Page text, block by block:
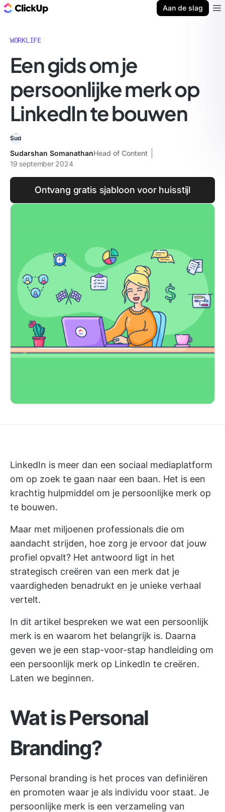
Aan de slag
WORKLIFE
Een gids om je
persoonlijke merk op
LinkedIn te bouwen
Sudarshan SomanathanHead of Content
19 september 2024
Ontvang gratis sjabloon voor huisstijl
LinkedIn is meer dan een sociaal mediaplatform
om op zoek te gaan naar een baan. Het is een
krachtig hulpmiddel om je persoonlijke merk op
te bouwen.
Maar met miljoenen professionals die om
aandacht strijden, hoe zorg je ervoor dat jouw
profiel opvalt? Het antwoord ligt in het
strategisch creëren van een merk dat je
vaardigheden benadrukt en je unieke verhaal
vertelt.
In dit artikel bespreken we wat een persoonlijk
merk is en waarom het belangrijk is. Daarna
geven we je een stap-voor-stap handleiding om
een persoonlijk merk op LinkedIn te creëren.
Laten we beginnen.
Wat is Personal
Branding?
Personal branding is het proces van definiëren
en promoten waar je als individu voor staat. Je
persoonlijke merk is een verzameling van